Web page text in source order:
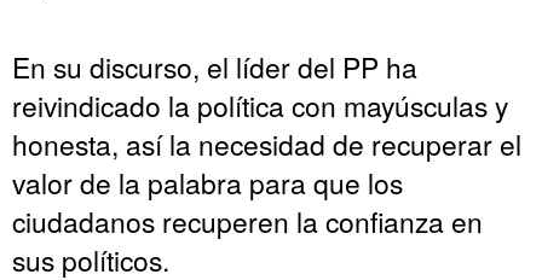
En su discurso, el líder del PP ha
reivindicado la política con mayúsculas y
honesta, así la necesidad de recuperar el
valor de la palabra para que los
ciudadanos recuperen la confianza en
sus políticos.